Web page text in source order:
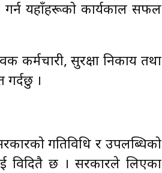
गर्न यहाँहरूको कार्यकाल सफल
कर्मचारी, सुरक्षा निकाय तथा
गर्दछु ।
गतिविधि र उपलब्धिको
विदितै छ । सरकारले लिएका